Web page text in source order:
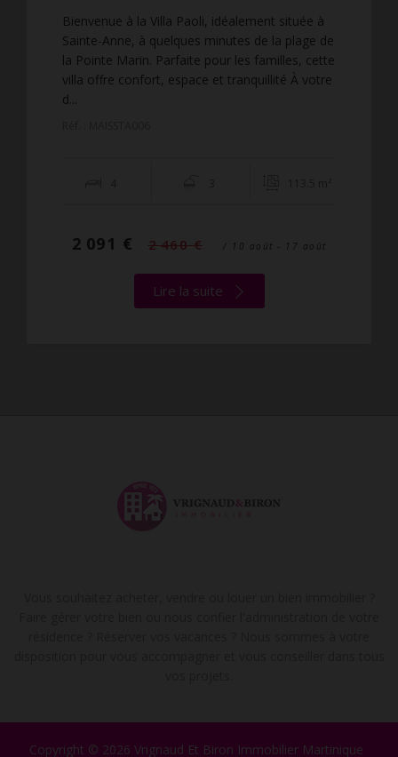
Bienvenue à la Villa Paoli, idéalement située à
Sainte-Anne, à quelques minutes de la plage de
la Pointe Marin. Parfaite pour les familles, cette
villa offre confort, espace et tranquillité À votre
d...
2 091 € 2 460 € / 10 août - 17 août
Lire la suite
Copyright © 2026 Vrignaud Et Biron Immobilier Martinique